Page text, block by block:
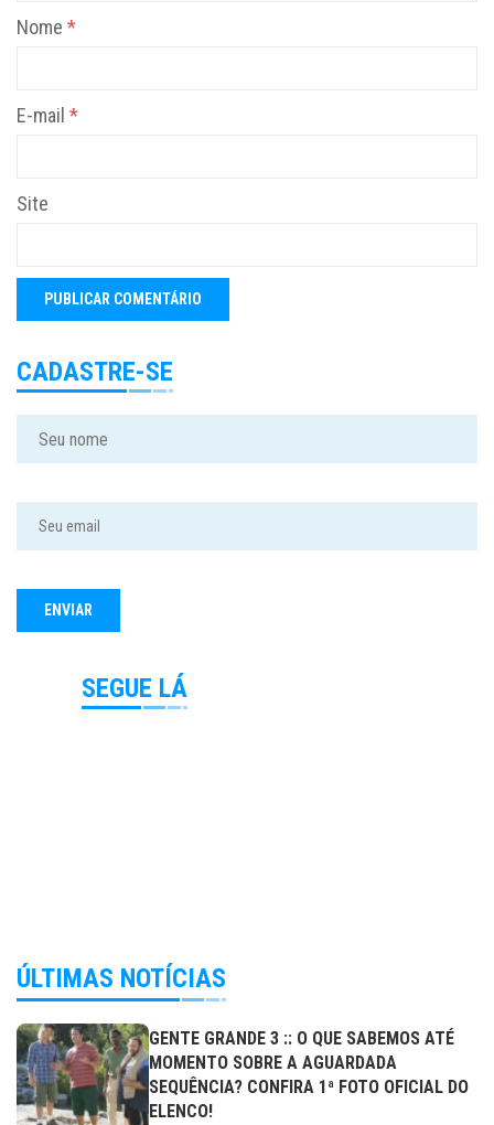
Nome *
E-mail *
Site
CADASTRE-SE
SEGUE LÁ
ÚLTIMAS NOTÍCIAS
GENTE GRANDE 3 :: O QUE SABEMOS ATÉ
MOMENTO SOBRE A AGUARDADA
SEQUÊNCIA? CONFIRA 1ª FOTO OFICIAL DO
ELENCO!